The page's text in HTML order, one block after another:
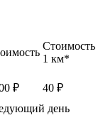
Стоимость
1 км*
₽
40 ₽
день